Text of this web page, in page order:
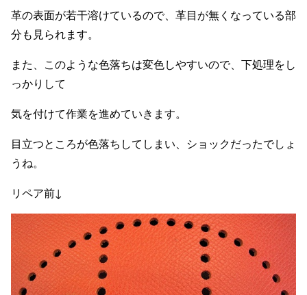
革の表面が若干溶けているので、革目が無くなっている部
分も見られます。
また、このような色落ちは変色しやすいので、下処理をし
っかりして
気を付けて作業を進めていきます。
目立つところが色落ちしてしまい、ショックだったでしょ
うね。
リペア前↓